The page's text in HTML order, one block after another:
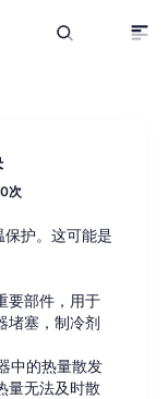
0次
护。这可能是
要部件，用于
堵塞，制冷剂
中的热量散发
量无法及时散